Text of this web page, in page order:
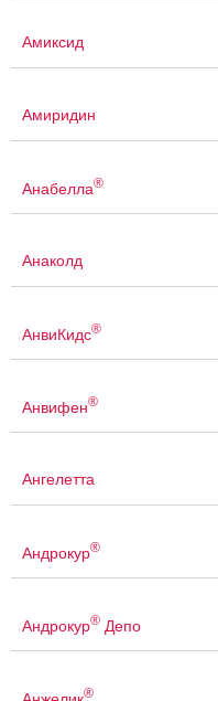
Амиксид
Амиридин
Анабелла®
Анаколд
АнвиКидс®
Анвифен®
Ангелетта
Андрокур®
Андрокур® Депо
®